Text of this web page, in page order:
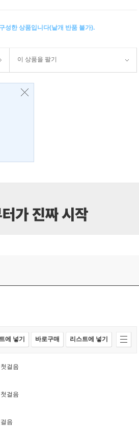
성한 상품입니다(낱개 반품 불가).
이 상품을 팔기
에 넣기 바로구매 리스트에 넣기
걸음
걸음
음